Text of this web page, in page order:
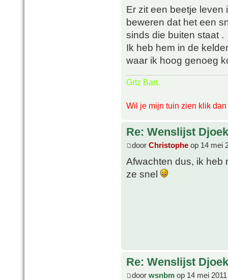
Er zit een beetje leven
beweren dat het een
sinds die buiten staat .
Ik heb hem in de
waar ik hoog genoeg
Grtz Bart.
Wil je mijn tuin zien klik dan
Re: Wenslijst
door Christophe op 14 mei
Afwachten dus, ik heb
ze snel
Re: Wenslijst
door wsnbm op 14 mei